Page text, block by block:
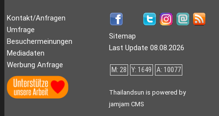
Kontakt/Anfragen
Umfrage
Besuchermeinungen
Mediadaten
Werbung Anfrage
Sitemap
Last Update 08.08.2026
M: 28 Y: 1649 A: 10077
Thailandsun is powered by
jamjam CMS